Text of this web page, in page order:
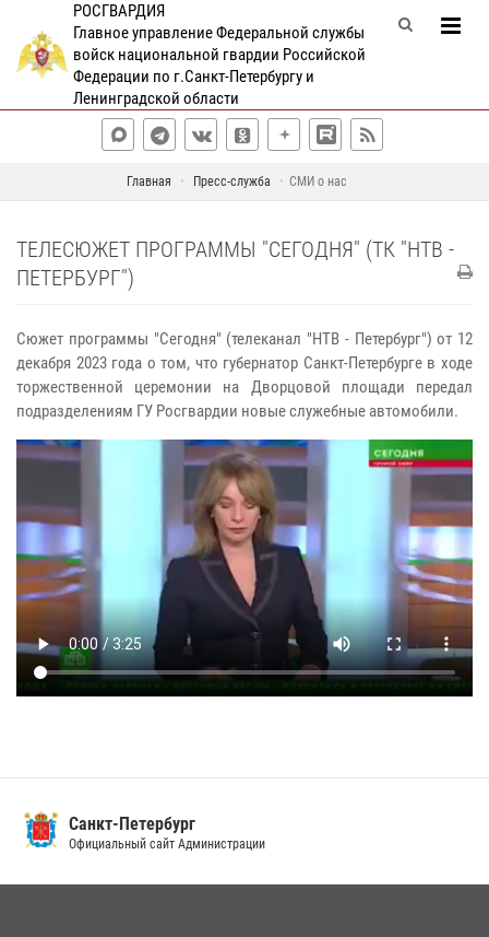
РОСГВАРДИЯ
Главное управление Федеральной службы
войск национальной гвардии Российской
Федерации по г.Санкт-Петербургу и
Ленинградской области
Главная Пресс-служба СМИ о нас
ТЕЛЕСЮЖЕТ ПРОГРАММЫ "СЕГОДНЯ" (ТК "НТВ -
ПЕТЕРБУРГ")
Сюжет программы "Сегодня" (телеканал "НТВ - Петербург") от 12
декабря 2023 года о том, что губернатор Санкт-Петербурге в ходе
торжественной церемонии на Дворцовой площади передал
подразделениям ГУ Росгвардии новые служебные автомобили.
Санкт-Петербург
Официальный сайт Администрации